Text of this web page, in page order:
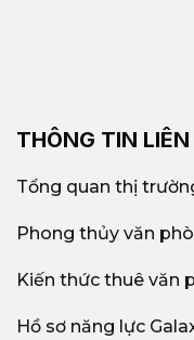
THÔNG TIN
Tổng quan thị
Phong thủy văn
Kiến thức thuê văn
Hồ sơ năng lực